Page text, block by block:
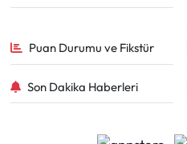
Puan Durumu ve Fikstür
Son Dakika Haberleri